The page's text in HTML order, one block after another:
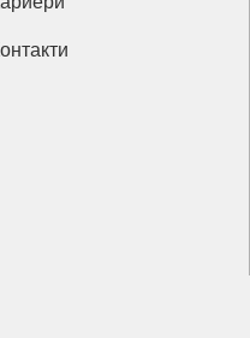
Контакти